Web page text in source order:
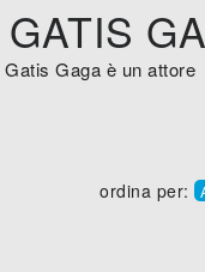
GATIS
Gatis Gaga è un attore
ordina per: